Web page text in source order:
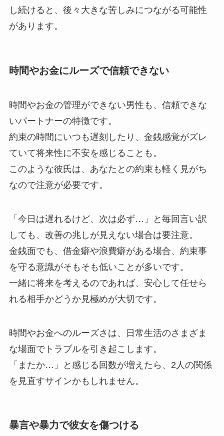
し続けると、後々大きな苦しみにつながる可能性
があります。
時間やお金にルーズで信頼できない
時間やお金の管理ができない男性も、信頼できな
いパートナーの特徴です。
約束の時間にいつも遅刻したり、金銭感覚がズレ
ていて将来性に不安を感じることも。
このような彼氏は、あなたとの約束も軽く見がち
なので注意が必要です。
「今日は遅れるけど、次は必ず…」と毎回言い訳
しても、改善の兆しが見えない場合は要注意。
金銭面でも、借金癖や浪費癖がある場合、約束事
を守る意識がそもそも低いことが多いです。
一緒に将来を考えるのであれば、安心して任せら
れる相手かどうか見極めが大切です。
時間やお金へのルーズさは、日常生活のさまざま
な場面でトラブルを引き起こします。
「またか…」と感じる回数が増えたら、2人の関係
を見直すサインかもしれません。
暴言や暴力で彼女を傷つける